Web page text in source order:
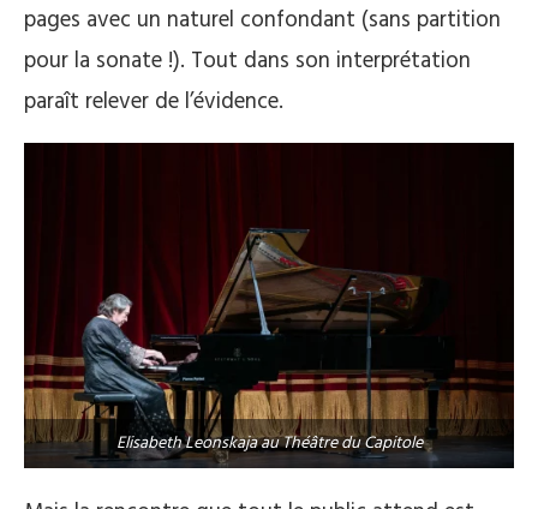
pages avec un naturel confondant (sans partition
pour la sonate !). Tout dans son interprétation
paraît relever de l’évidence.
Elisabeth Leonskaja au Théâtre du Capitole